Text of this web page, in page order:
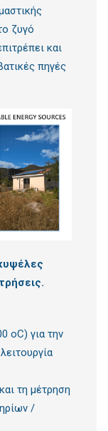
ζυγό
και
πηγές
oC) για την
τη μέτρηση
/